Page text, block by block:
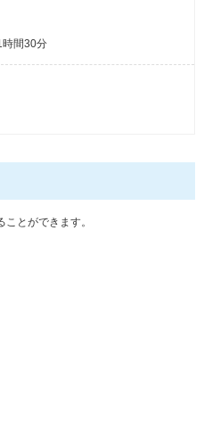
時間30分
とができます。